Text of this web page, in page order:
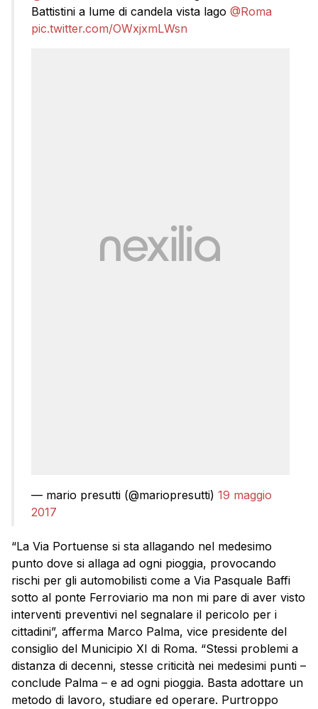
Battistini a lume di candela vista lago @Roma
pic.twitter.com/OWxjxmLWsn
— mario presutti (@mariopresutti) 19 maggio
2017
“La Via Portuense si sta allagando nel medesimo
punto dove si allaga ad ogni pioggia, provocando
rischi per gli automobilisti come a Via Pasquale Baffi
sotto al ponte Ferroviario ma non mi pare di aver visto
interventi preventivi nel segnalare il pericolo per i
cittadini”, afferma Marco Palma, vice presidente del
consiglio del Municipio XI di Roma. “Stessi problemi a
distanza di decenni, stesse criticità nei medesimi punti –
conclude Palma – e ad ogni pioggia. Basta adottare un
metodo di lavoro, studiare ed operare. Purtroppo